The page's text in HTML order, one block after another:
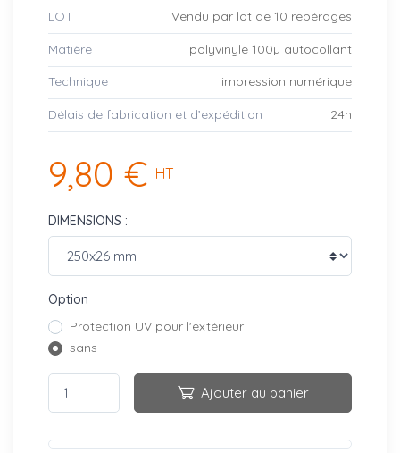
LOT Vendu par lot de 10 repérages
Matière polyvinyle 100µ autocollant
Technique impression numérique
Délais de fabrication et d’expédition 24h
9,80 € HT
DIMENSIONS :
Option
Protection UV pour l'extérieur
sans
Ajouter au panier